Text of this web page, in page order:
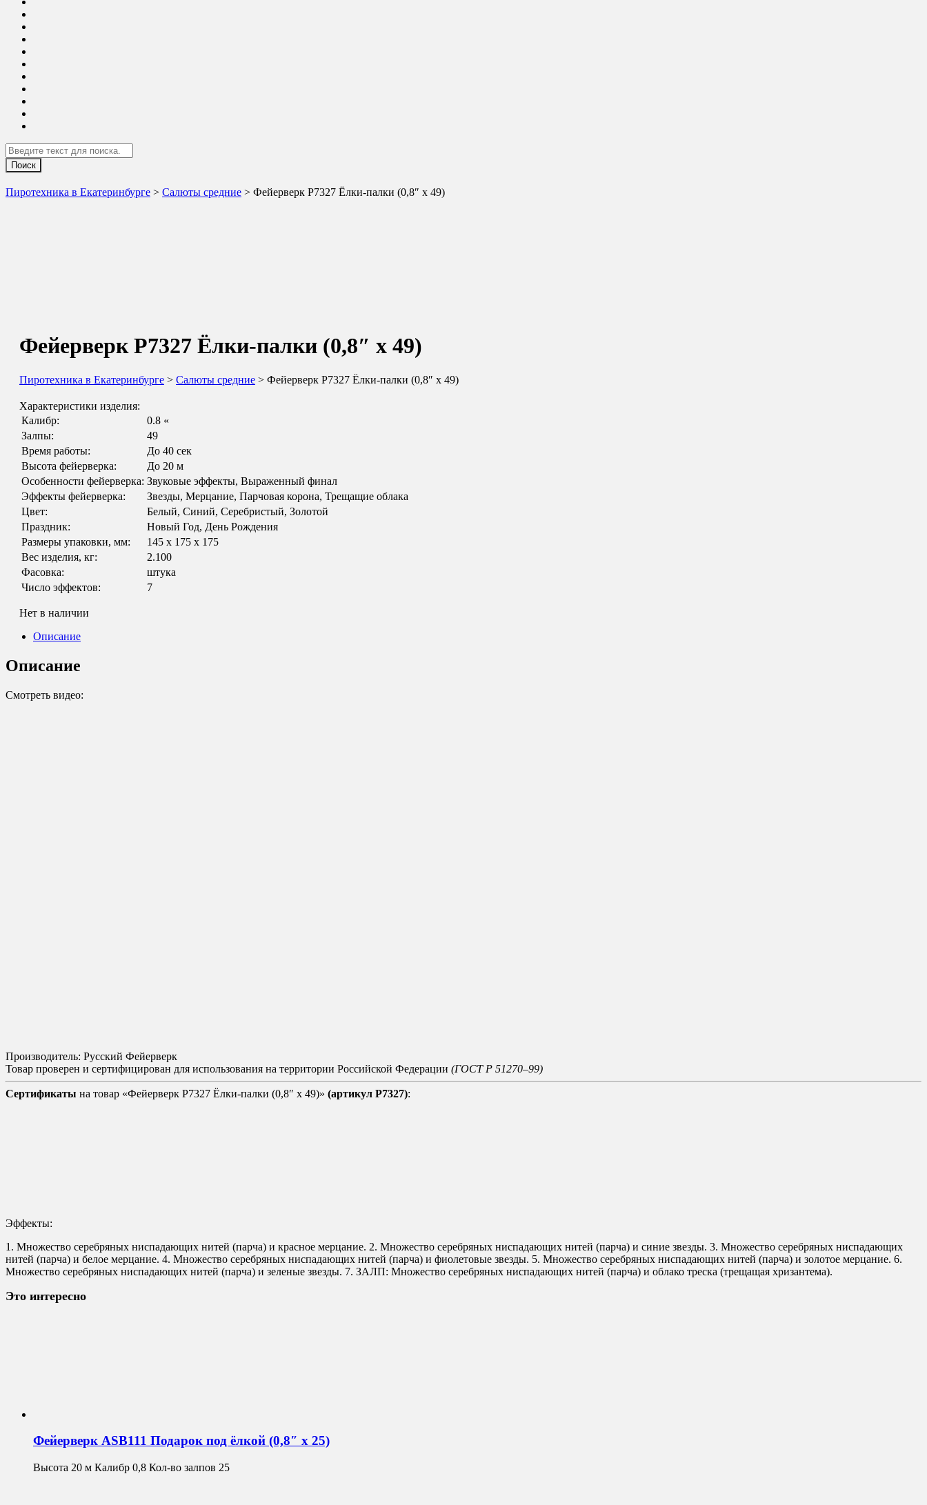
Search
Пиротехника в Екатеринбурге > Салюты средние > Фейерверк Р7327 Ёлки-палки (0,8″ х 49)
Фейерверк Р7327 Ёлки-палки (0,8″ х 49)
Пиротехника в Екатеринбурге > Салюты средние > Фейерверк Р7327 Ёлки-палки (0,8″ х 49)
Характеристики изделия:
Калибр:
0.8 «
Залпы:
49
Время работы:
До 40 сек
Высота фейерверка:
До 20 м
Особенности фейерверка: Звуковые эффекты, Выраженный финал
Эффекты фейерверка:
Звезды, Мерцание, Парчовая корона, Трещащие облака
Цвет:
Белый, Синий, Серебристый, Золотой
Праздник:
Новый Год, День Рождения
Размеры упаковки, мм:
145 х 175 х 175
Вес изделия, кг:
2.100
Фасовка:
штука
Число эффектов:
7
Нет в наличии
Описание
Описание
Смотреть видео:
Производитель: Русский Фейерверк
Товар проверен и сертифицирован для использования на территории Российской Федерации (ГОСТ Р 51270–99)
Сертификаты на товар «Фейерверк Р7327 Ёлки-палки (0,8″ х 49)» (артикул Р7327):
Эффекты:
1. Множество серебряных ниспадающих нитей (парча) и красное мерцание. 2. Множество серебряных ниспадающих нитей (парча) и синие звезды. 3. Множество серебряных ниспадающих
нитей (парча) и белое мерцание. 4. Множество серебряных ниспадающих нитей (парча) и фиолетовые звезды. 5. Множество серебряных ниспадающих нитей (парча) и золотое мерцание. 6.
Множество серебряных ниспадающих нитей (парча) и зеленые звезды. 7. ЗАЛП: Множество серебряных ниспадающих нитей (парча) и облако треска (трещащая хризантема).
Это интересно
Фейерверк ASB111 Подарок под ёлкой (0,8″ х 25)
Высота 20 м Калибр 0,8 Кол-во залпов 25